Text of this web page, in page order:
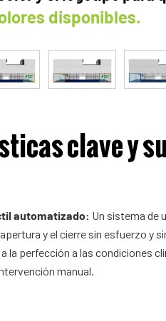
disponibles.
clave y
automatizado: Un sistema de
y el cierre sin esfuerzo y
la perfección a las condiciones
manual.